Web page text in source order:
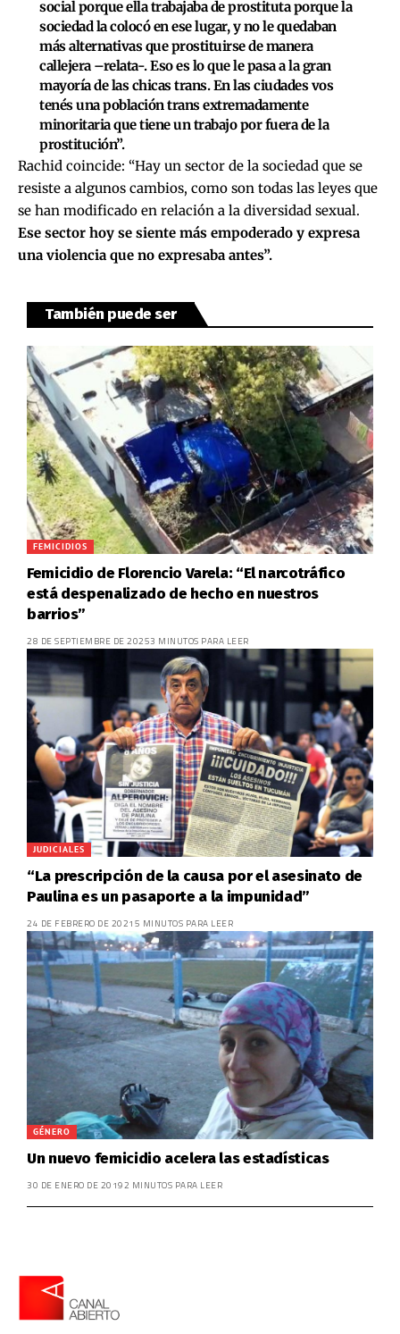
social porque ella trabajaba de prostituta porque la
sociedad la colocó en ese lugar, y no le quedaban
más alternativas que prostituirse de manera
callejera –relata-. Eso es lo que le pasa a la gran
mayoría de las chicas trans. En las ciudades vos
tenés una población trans extremadamente
minoritaria que tiene un trabajo por fuera de la
prostitución”.
Rachid coincide: “Hay un sector de la sociedad que se
resiste a algunos cambios, como son todas las leyes que
se han modificado en relación a la diversidad sexual.
Ese sector hoy se siente más empoderado y expresa
una violencia que no expresaba antes”.
También puede ser
FEMICIDIOS
Femicidio de Florencio Varela: “El narcotráfico
está despenalizado de hecho en nuestros
barrios”
28 DE SEPTIEMBRE DE 20253 MINUTOS PARA LEER
JUDICIALES
“La prescripción de la causa por el asesinato de
Paulina es un pasaporte a la impunidad”
24 DE FEBRERO DE 2021 5 MINUTOS PARA LEER
GÉNERO
Un nuevo femicidio acelera las estadísticas
30 DE ENERO DE 20192 MINUTOS PARA LEER